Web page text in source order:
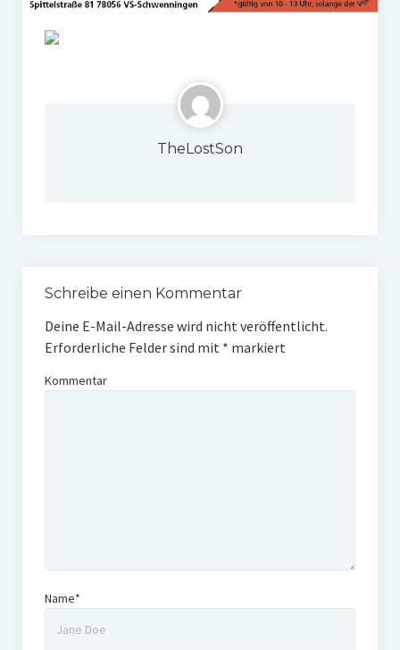
Sieger
Zocker Reloaded
TheLostSon
Schreibe einen Kommentar
Deine E-Mail-Adresse wird nicht veröffentlicht.
Erforderliche Felder sind mit * markiert
Kommentar
Name*